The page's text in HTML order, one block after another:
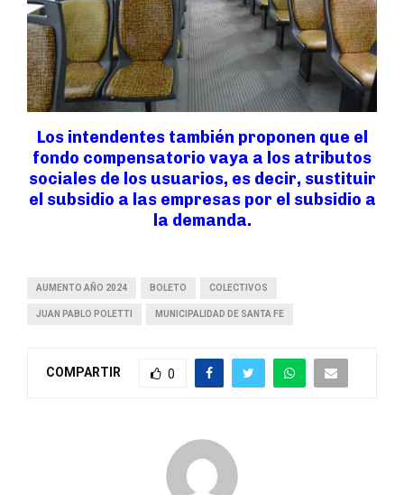
Los intendentes también proponen que el
fondo compensatorio vaya a los atributos
sociales de los usuarios, es decir, sustituir
el subsidio a las empresas por el subsidio a
la demanda.
AUMENTO AÑO 2024 BOLETO COLECTIVOS
JUAN PABLO POLETTI MUNICIPALIDAD DE SANTA FE
COMPARTIR 0